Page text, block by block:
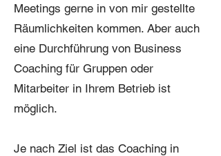
Meetings gerne in von mir gestellte
Räumlichkeiten kommen. Aber auch
eine Durchführung von Business
Coaching für Gruppen oder
Mitarbeiter in Ihrem Betrieb ist
möglich.
Je nach Ziel ist das Coaching in